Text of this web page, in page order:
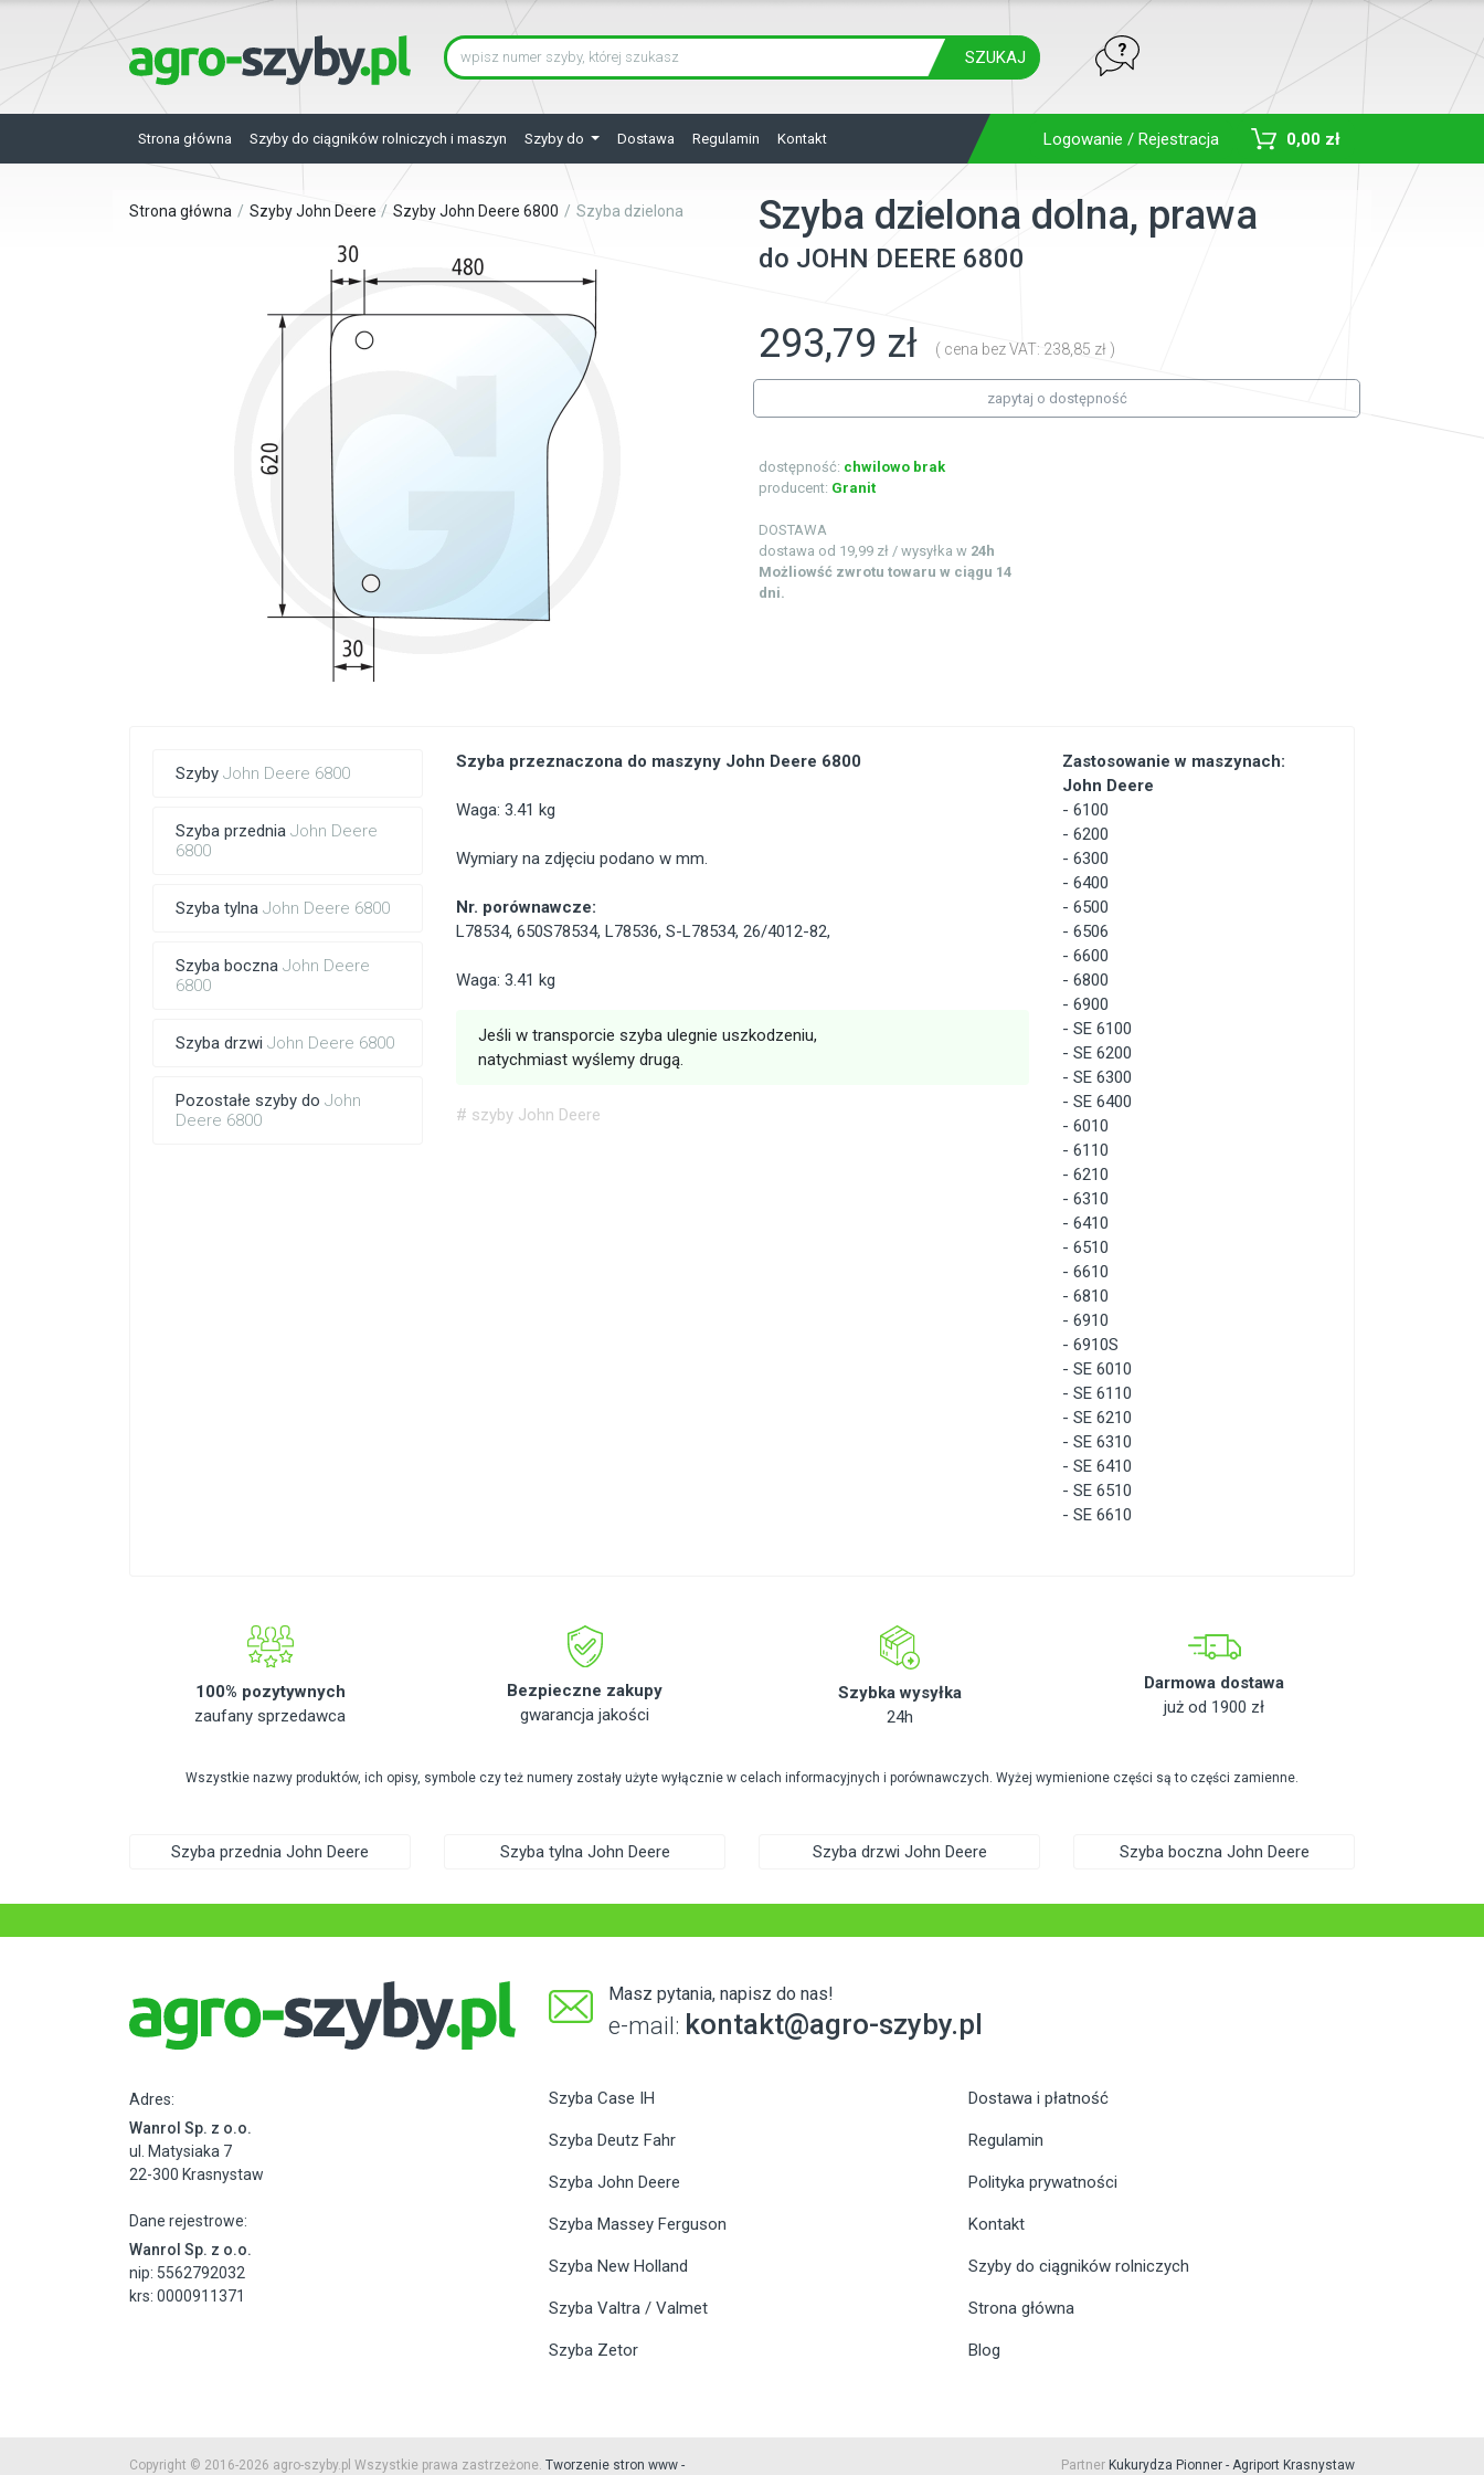
SZUKAJ
Strona główna Szyby do ciągników rolniczych i maszyn Szyby do Dostawa Regulamin Kontakt Logowanie / Rejestracja 0,00 zł
Strona główna Szyby John Deere Szyby John Deere 6800 Szyba dzielona Szyba dzielona dolna, prawa
do JOHN DEERE 6800
293,79 zł ( cena bez VAT: 238,85 zł )
zapytaj o dostępność
dostępność: chwilowo brak
producent: Granit
DOSTAWA
dostawa od 19,99 zł / wysyłka w 24h
Możliowść zwrotu towaru w ciągu 14
dni.
Szyby John Deere 6800
Szyba przednia John Deere
6800
Szyba tylna John Deere 6800
Szyba boczna John Deere
6800
Szyba drzwi John Deere 6800
Pozostałe szyby do John
Deere 6800
Szyba przeznaczona do maszyny John Deere 6800
Waga: 3.41 kg
Wymiary na zdjęciu podano w mm.
Nr. porównawcze:
L78534, 650S78534, L78536, S-L78534, 26/4012-82,
Waga: 3.41 kg
Jeśli w transporcie szyba ulegnie uszkodzeniu,
natychmiast wyślemy drugą.
# szyby John Deere
Zastosowanie w maszynach:
John Deere
- 6100
- 6200
- 6300
- 6400
- 6500
- 6506
- 6600
- 6800
- 6900
- SE 6100
- SE 6200
- SE 6300
- SE 6400
- 6010
- 6110
- 6210
- 6310
- 6410
- 6510
- 6610
- 6810
- 6910
- 6910S
- SE 6010
- SE 6110
- SE 6210
- SE 6310
- SE 6410
- SE 6510
- SE 6610
100% pozytywnych
zaufany sprzedawca
Bezpieczne zakupy
gwarancja jakości
Szybka wysyłka
24h
Darmowa dostawa
już od 1900 zł
Wszystkie nazwy produktów, ich opisy, symbole czy też numery zostały użyte wyłącznie w celach informacyjnych i porównawczych. Wyżej wymienione części są to części zamienne.
Szyba przednia John Deere Szyba tylna John Deere Szyba drzwi John Deere Szyba boczna John Deere
Masz pytania, napisz do nas!
e-mail: kontakt@agro-szyby.pl
Adres:
Wanrol Sp. z o.o.
ul. Matysiaka 7
22-300 Krasnystaw
Dane rejestrowe:
Wanrol Sp. z o.o.
nip: 5562792032
krs: 0000911371
Szyba Case IH
Szyba Deutz Fahr
Szyba John Deere
Szyba Massey Ferguson
Szyba New Holland
Szyba Valtra / Valmet
Szyba Zetor
Dostawa i płatność
Regulamin
Polityka prywatności
Kontakt
Szyby do ciągników rolniczych
Strona główna
Blog
Copyright © 2016-2026 agro-szyby.pl Wszystkie prawa zastrzeżone. Tworzenie stron www - Partner Kukurydza Pionner - Agriport Krasnystaw